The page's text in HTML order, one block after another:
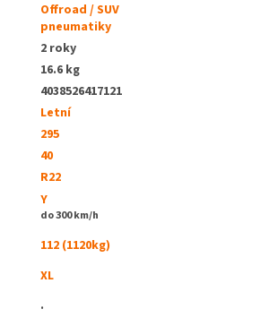
Offroad / SUV
pneumatiky
2 roky
16.6 kg
4038526417121
Letní
295
40
R22
Y
do 300 km/h
112 (1120kg)
XL
.